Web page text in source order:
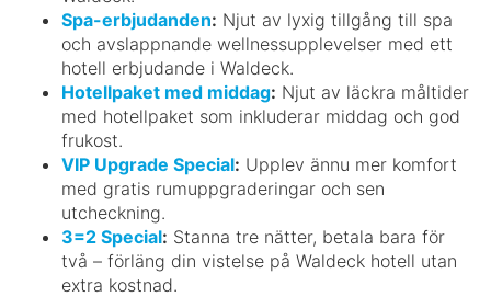
Spa-erbjudanden: Njut av lyxig tillgång till spa
och avslappnande wellnessupplevelser med ett
hotell erbjudande i Waldeck.
Hotellpaket med middag: Njut av läckra måltider
med hotellpaket som inkluderar middag och god
frukost.
VIP Upgrade Special: Upplev ännu mer komfort
med gratis rumuppgraderingar och sen
utcheckning.
3=2 Special: Stanna tre nätter, betala bara för
två – förläng din vistelse på Waldeck hotell utan
extra kostnad.